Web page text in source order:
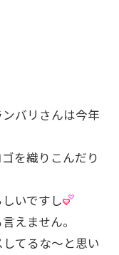
バリさんは今年
を織りこんだり
いですし
えません。
てるな〜と思い